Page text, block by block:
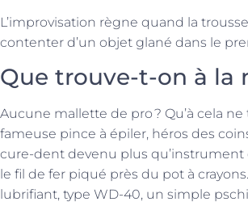
L’improvisation règne quand la
contenter d’un objet glané dans le
Que trouve-t-on à la
Aucune mallette de pro ? Qu’à cela
fameuse pince à épiler, héros des
cure-dent devenu plus qu’instrument
le fil de fer piqué près du pot à
lubrifiant, type WD-40, un simple